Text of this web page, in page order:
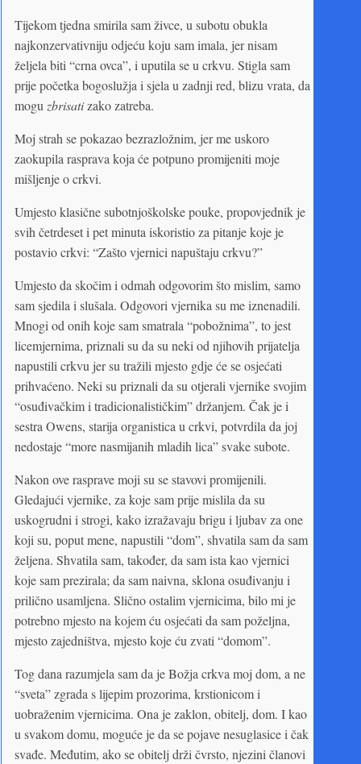
Tijekom tjedna smirila sam živce, u subotu obukla
najkonzervativniju odjeću koju sam imala, jer nisam
željela biti “crna ovca”, i uputila se u crkvu. Stigla sam
prije početka bogoslužja i sjela u zadnji red, blizu vrata, da
mogu zbrisatizako zatreba.
Moj strah se pokazao bezrazložnim, jer me uskoro
zaokupila rasprava koja će potpuno promijeniti moje
mišljenje o crkvi.
Umjesto klasične subotnjoškolske pouke, propovjednik je
svih četrdeset i pet minuta iskoristio za pitanje koje je
postavio crkvi: “Zašto vjernici napuštaju crkvu?”
Umjesto da skočim i odmah odgovorim što mislim, samo
sam sjedila i slušala. Odgovori vjernika su me iznenadili.
Mnogi od onih koje sam smatrala “pobožnima”, to jest
licemjernima, priznali su da su neki od njihovih prijatelja
napustili crkvu jer su tražili mjesto gdje će se osjećati
prihvaćeno. Neki su priznali da su otjerali vjernike svojim
“osuđivačkim i tradicionalističkim” držanjem. Čak je i
sestra Owens, starija organistica u crkvi, potvrdila da joj
nedostaje “more nasmijanih mladih lica” svake subote.
Nakon ove rasprave moji su se stavovi promijenili.
Gledajući vjernike, za koje sam prije mislila da su
uskogrudni i strogi, kako izražavaju brigu i ljubav za one
koji su, poput mene, napustili “dom”, shvatila sam da sam
željena. Shvatila sam, također, da sam ista kao vjernici
koje sam prezirala; da sam naivna, sklona osuđivanju i
prilično usamljena. Slično ostalim vjernicima, bilo mi je
potrebno mjesto na kojem ću osjećati da sam poželjna,
mjesto zajedništva, mjesto koje ću zvati “domom”.
Tog dana razumjela sam da je Božja crkva moj dom, a ne
“sveta” zgrada s lijepim prozorima, krstionicom i
uobraženim vjernicima. Ona je zaklon, obitelj, dom. I kao
u svakom domu, moguće je da se pojave nesuglasice i čak
svađe. Međutim, ako se obitelj drži čvrsto, njezini članovi